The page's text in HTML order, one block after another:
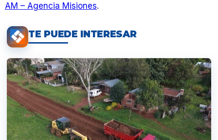
AM – Agencia Misiones.
TE PUEDE INTERESAR